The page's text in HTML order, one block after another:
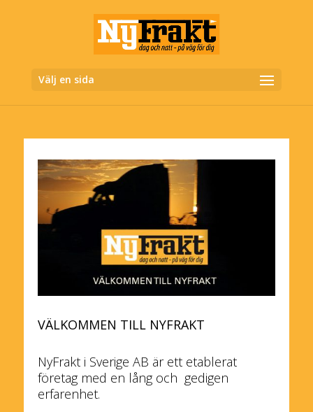
Välj en sida
VÄLKOMMEN TILL NYFRAKT
NyFrakt i Sverige AB är ett etablerat
företag med en lång och gedigen
erfarenhet.